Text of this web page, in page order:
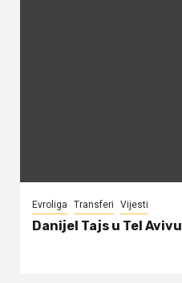
Evroliga Transferi Vijesti
Danijel Tajs u Tel Avivu